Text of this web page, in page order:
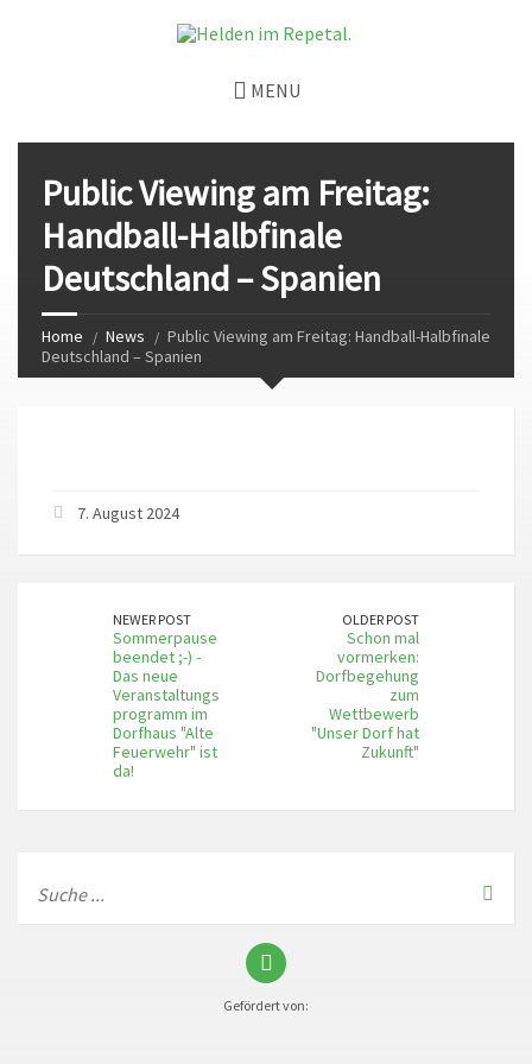
MENU
Public Viewing am Freitag:
Handball-Halbfinale
Deutschland – Spanien
Home News
Public Viewing am Freitag: Handball-Halbfinale
Deutschland – Spanien
7. August 2024
NEWER POST
Sommerpause
beendet ;-) -
Das neue
Veranstaltungs
programm im
Dorfhaus "Alte
Feuerwehr" ist
da!
OLDER POST
Schon mal
vormerken:
Dorfbegehung
zum
Wettbewerb
"Unser Dorf hat
Zukunft"
Gefördert von: